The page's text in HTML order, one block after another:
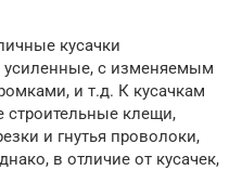
кусачки
усиленные, с изменяемым
и т.д. К кусачкам
строительные клещи,
и гнутья проволоки,
в отличие от кусачек,